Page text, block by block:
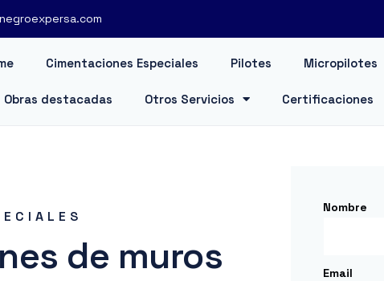
Cimentaciones Especiales Pilotes Micropilotes
Obras destacadas Otros Servicios Certificaciones
de muros
Nombre
Email